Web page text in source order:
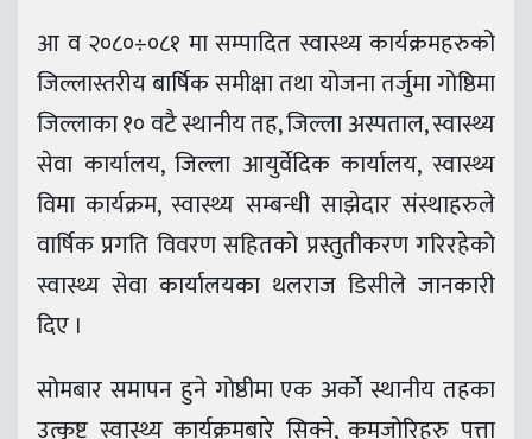
आ व २०८०÷०८१ मा सम्पादित स्वास्थ्य कार्यक्रमहरुको
जिल्लास्तरीय बार्षिक समीक्षा तथा योजना तर्जुमा गोष्ठिमा
जिल्लाका १० वटै स्थानीय तह, जिल्ला अस्पताल, स्वास्थ्य
सेवा कार्यालय, जिल्ला आयुर्वेदिक कार्यालय, स्वास्थ्य
विमा कार्यक्रम, स्वास्थ्य सम्बन्धी साझेदार संस्थाहरुले
वार्षिक प्रगति विवरण सहितको प्रस्तुतीकरण गरिरहेको
स्वास्थ्य सेवा कार्यालयका थलराज डिसीले जानकारी
दिए ।
सोमबार समापन हुने गोष्ठीमा एक अर्काे स्थानीय तहका